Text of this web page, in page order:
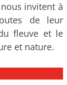
invitent à
de leur
fleuve et le
et nature.